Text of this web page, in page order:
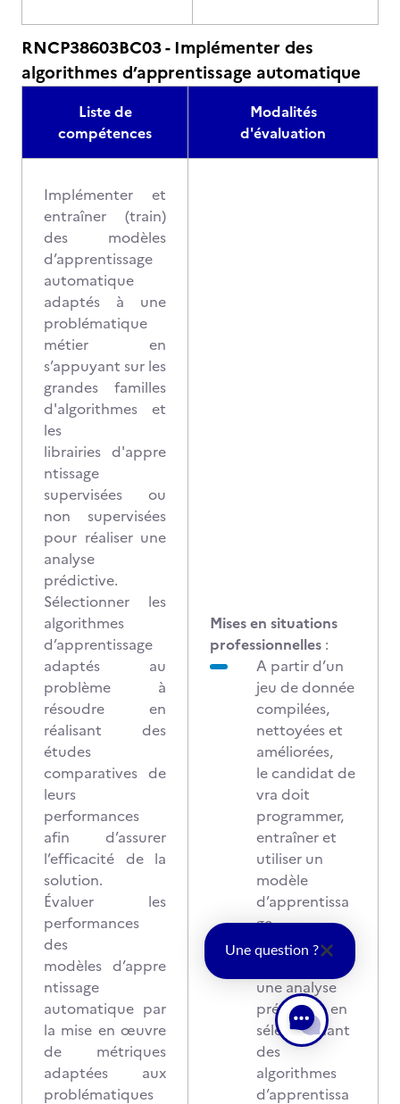
RNCP38603BC03 - Implémenter des
algorithmes d’apprentissage automatique
Liste de
compétences
Modalités
d'évaluation
Implémenter et
entraîner (train)
des modèles
d’apprentissage
automatique
adaptés à une
problématique
métier en
s’appuyant sur les
grandes familles
d'algorithmes et
les
librairies d'appre
ntissage
supervisées ou
non supervisées
pour réaliser une
analyse
prédictive.
Sélectionner les
algorithmes
d’apprentissage
adaptés au
problème à
résoudre en
réalisant des
études
comparatives de
leurs
performances
afin d’assurer
l’efficacité de la
solution.
Évaluer les
performances
des
modèles d’appre
ntissage
automatique par
la mise en œuvre
de métriques
adaptées aux
problématiques
Mises en situations
professionnelles :
A partir d’un
jeu de donnée
compilées,
nettoyées et
améliorées,
le candidat de
vra doit
programmer,
entraîner et
utiliser un
modèle
d’apprentissa
ge
automatique
une analyse
prédictive en
sélectionnant
des
algorithmes
d’apprentissa
Une question ?